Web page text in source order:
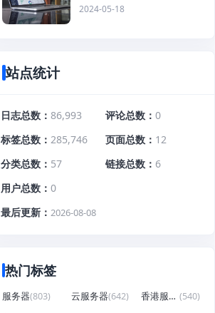
2024-05-18
站点统计
日志总数 86,993 评论总数
0
标签总数
285,746 页面总数
12
分类总数
57 链接总数
6
用户总数
0
最后更新
2026-08-08
热门标签
服务器(803) 云服务器(642) 香港服务器 (540)